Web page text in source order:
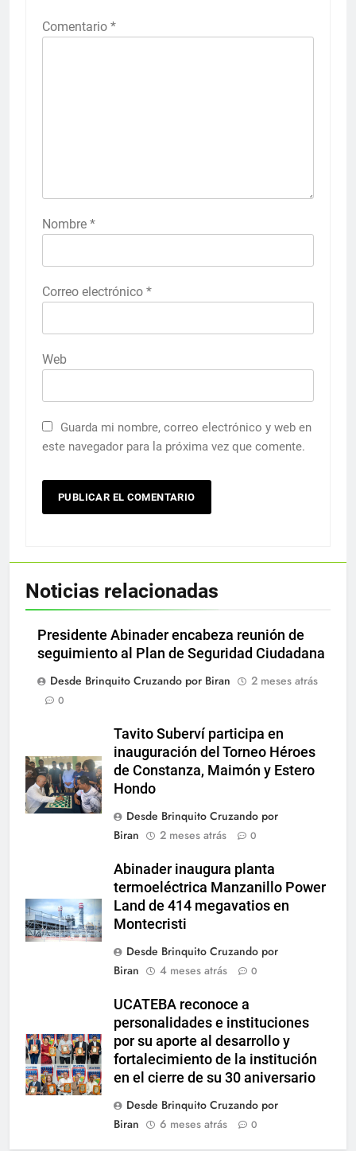
Comentario *
Nombre *
Correo electrónico *
Web
Guarda mi nombre, correo electrónico y web en
este navegador para la próxima vez que comente.
Noticias relacionadas
Presidente Abinader encabeza reunión de
seguimiento al Plan de Seguridad Ciudadana
Desde Brinquito Cruzando por Biran
2 meses atrás
0
Tavito Suberví participa en
inauguración del Torneo Héroes
de Constanza, Maimón y Estero
Hondo
Desde Brinquito Cruzando por
Biran
2 meses atrás 0
Abinader inaugura planta
termoeléctrica Manzanillo Power
Land de 414 megavatios en
Montecristi
Desde Brinquito Cruzando por
Biran
4 meses atrás 0
UCATEBA reconoce a
personalidades e instituciones
por su aporte al desarrollo y
fortalecimiento de la institución
en el cierre de su 30 aniversario
Desde Brinquito Cruzando por
Biran
6 meses atrás 0